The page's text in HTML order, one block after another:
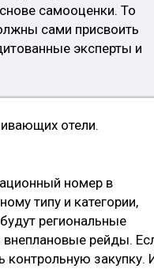
самооценки. То
сами присвоить
эксперты и
отели.
номер в
типу и категории,
региональные
внеплановые рейды.
контрольную закупку.